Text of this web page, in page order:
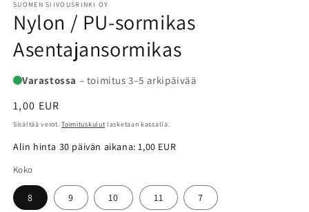
SUOMEN SIIVOUSRINKI OY
Nylon / PU-sormikas
Asentajansormikas
Varastossa – toimitus 3–5 arkipäivää
Normaalihinta
1,00 EUR
Sisältää verot.Toimituskulut lasketaan kassalla.
Alin hinta 30 päivän aikana:1,00 EUR
Koko
8 9 10 11 7